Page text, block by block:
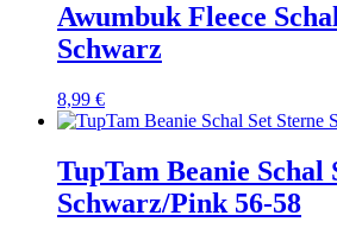
Awumbuk Fleece
Schwarz
8,99 €
TupTam Beanie Schal
Schwarz/Pink 56-58